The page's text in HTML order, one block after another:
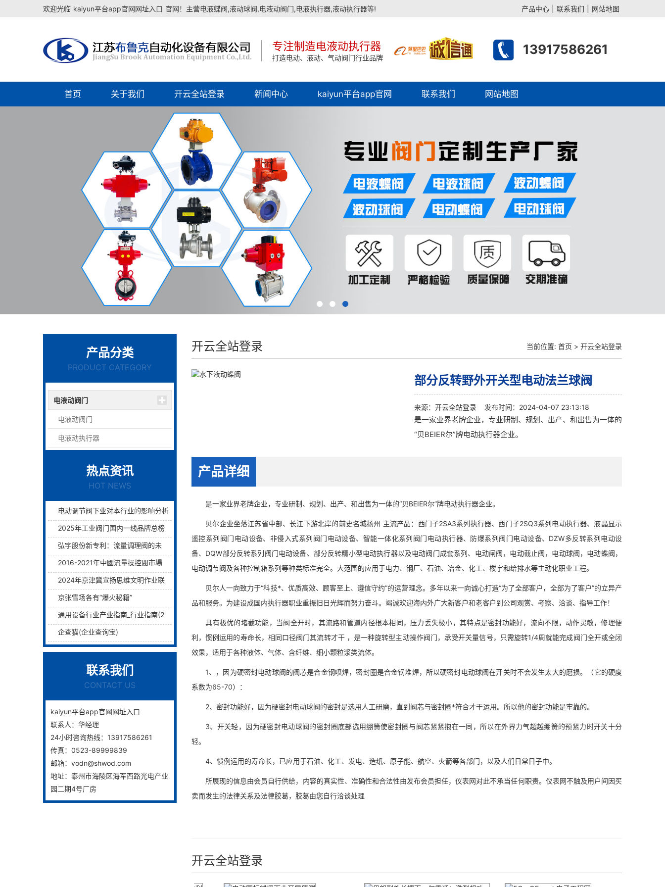
欢迎光临 kaiyun平台app官网网址入口 官网！主营电液蝶阀,液动球阀,电液动阀门,电液执行器,液动执行器等! 产品中心 联系我们 网站地图
专注制造电液动执行器
打造电动、液动、气动阀门行业品牌
13917586261
首页 关于我们 开云全站登录 新闻中心 kaiyun平台app官网 联系我们 网站地图
产品分类
PRODUCT CATEGORY
电液动阀门
电液动阀门
电液动执行器
热点资讯
HOT NEWS
电动调节阀下业对本行业的影响分析
2025年工业阀门国内一线品牌总榜单前十名
弘宇股份新专利：流量调理阀的未来已来过滤与调理两层护航！
2016-2021年中國流量操控閥市場远景及融資戰略咨詢報告
2024年京津冀宣扬思维文明作业联席会议在津举行
京张雪场各有“爆火秘籍”
通用设备行业产业指南_行业指南(2)_前瞻 - 前瞻网
企查猫(企业查询宝)
联系我们
CONTACT US
kaiyun平台app官网网址入口
联系人： 华经理
24小时咨询热线： 13917586261
传真： 0523-89999839
邮箱： vodn@shwod.com
地址： 泰州市海陵区海军西路光电产业
园二期4号厂房
开云全站登录 当前位置: 首页 > 开云全站登录
部分反转野外开关型电动法兰球阀
来源： 开云全站登录 发布时间：2024-04-07 23:13:18
是一家业界老牌企业，专业研制、规划、出产、和出售为一体的
“贝BEIER尔”牌电动执行器企业。
产品详细
是一家业界老牌企业，专业研制、规划、出产、和出售为一体的“贝BEIER尔”牌电动执行器企业。
贝尔企业坐落江苏省中部、长江下游北岸的前史名城扬州 主流产品：西门子2SA3系列执行器、西门子2SQ3系列电动执行器、液晶显示
遥控系列阀门电动设备、非侵入式系列阀门电动设备、智能一体化系列阀门电动执行器、防爆系列阀门电动设备、DZW多反转系列电动设
备、DQW部分反转系列阀门电动设备、部分反转精小型电动执行器以及电动阀门成套系列、电动闸阀，电动截止阀，电动球阀，电动蝶阀，
电动调节阀及各种控制箱系列等种类标准完全。大范围的应用于电力、钢厂、石油、冶金、化工、楼宇和给排水等主动化职业工程。
贝尔人一向致力于“科技*、优质高效、顾客至上、遵信守约”的运营理念。多年以来一向诚心打造“为了全部客户，全部为了客户”的立异产
品和服务。为建设成国内执行器职业重振旧日光辉而努力奋斗。竭诚欢迎海内外广大新客户和老客户到公司观赏、考察、洽谈、指导工作！
具有极优的堵截功能，当阀全开时，其流路和管道内径根本相同，压力丢失极小，其特点是密封功能好，流向不限，动作灵敏，修理便
利，惯例运用的寿命长，相同口径阀门其流转才干 ，是一种旋转型主动操作阀门，承受开关量信号，只需旋转1/4周就能完成阀门全开或全闭
效果，适用于各种液体、气体、含纤维、细小颗粒浆类流体。
1、，因为硬密封电动球阀的阀芯是合金钢喷焊，密封圈是合金钢堆焊，所以硬密封电动球阀在开关时不会发生太大的磨损。（它的硬度
系数为65-70）：
2、密封功能好，因为硬密封电动球阀的密封是选用人工研磨，直到阀芯与密封圈*符合才干运用。所以他的密封功能是牢靠的。
3、开关轻，因为硬密封电动球阀的密封圈底部选用绷簧使密封圈与阀芯紧紧抱在一同，所以在外界力气超越绷簧的预紧力时开关十分
轻。
4、惯例运用的寿命长，已应用于石油、化工、发电、造纸、原子能、航空、火箭等各部门，以及人们日常日子中。
所展现的信息由会员自行供给，内容的真实性、准确性和合法性由发布会员担任，仪表网对此不承当任何职责。仪表网不触及用户间因买
卖而发生的法律关系及法律胶葛，胶葛由您自行洽谈处理
开云全站登录